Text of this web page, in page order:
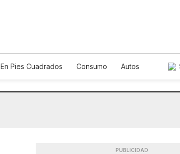
En Pies Cuadrados Consumo
Autos
PUBLICIDAD